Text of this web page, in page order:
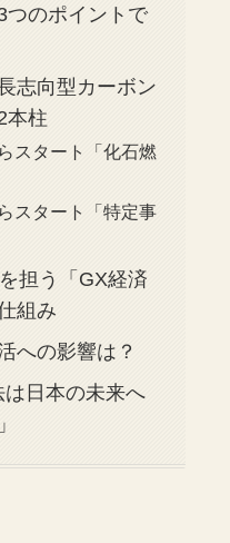
つのポイントで
志向型カーボン
本柱
スタート「化石燃
スタート「特定事
担う「GX経済
組み
への影響は？
は日本の未来へ